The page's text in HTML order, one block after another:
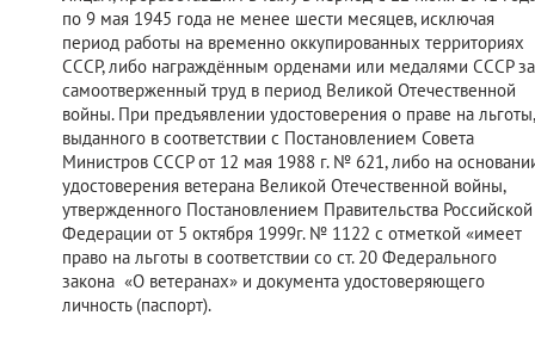
по 9 мая 1945 года не менее шести месяцев, исключая
период работы на временно оккупированных территориях
СССР, либо награждённым орденами или медалями СССР за
самоотверженный труд в период Великой Отечественной
войны. При предъявлении удостоверения о праве на льготы,
выданного в соответствии с Постановлением Совета
Министров СССР от 12 мая 1988 г. № 621, либо на
удостоверения ветерана Великой Отечественной войны,
утвержденного Постановлением Правительства Российской
Федерации от 5 октября 1999г. № 1122 с отметкой «имеет
право на льготы в соответствии со ст. 20 Федерального
закона «О ветеранах» и документа удостоверяющего
личность (паспорт).